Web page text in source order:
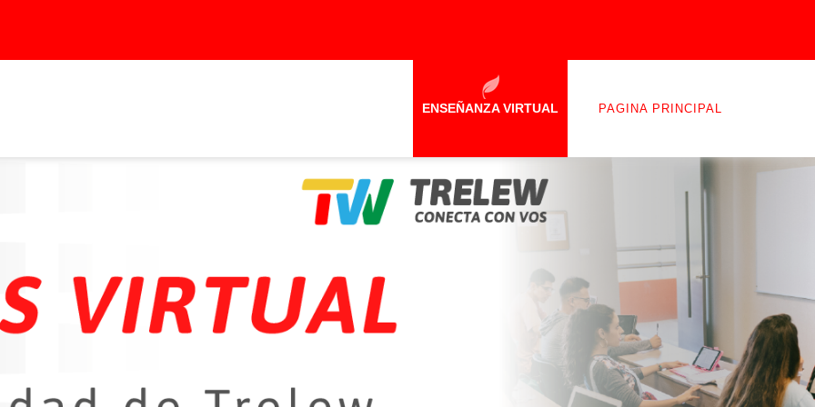
ENSEÑANZA VIRTUAL PAGINA PRINCIPAL